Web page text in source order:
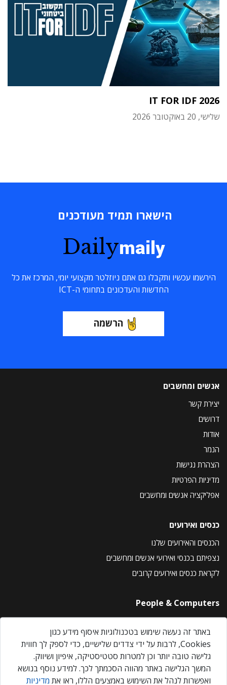
IT FOR IDF 2026
שלישי, 20 באוקטובר 2026
הישארו תמיד מעודכנים
Dailymaily
הירשמו עכשיו ותקבלו גם אתם ניוזלטר מקצועי יומי, המרכז את כל
החדשות והעדכונים בתחומי ה-ICT
הרשמה
אנשים ומחשבים
יצירת קשר
דרושים
אודות
הנמר
הצהרת נגישות
מדיניות הפרטיות
אפליקציה אנשים ומחשבים
כנסים ואירועים
הכנסים והאירועים שלנו
נצפיתם בכנסי ואירועי אנשים ומחשבים
לקראת כנסים ואירועים קרובים
People & Computers
About Us
Privacy Policy
Contact Us
Our Events
באתר זה נעשה שימוש בטכנולוגיות איסוף מידע כגון
Cookies, לרבות על ידי צדדים שלישיים, כדי לספק לך חווית
גלישה טובה יותר וכן למטרות סטטיסטיקה, איפיון ושיווק.
המשך הגלישה באתר מהווה הסכמתך לכך. למידע נוסף בנושא
ואפשרות לנהל את השימוש באמצעים הללו, ראו את מדיניות